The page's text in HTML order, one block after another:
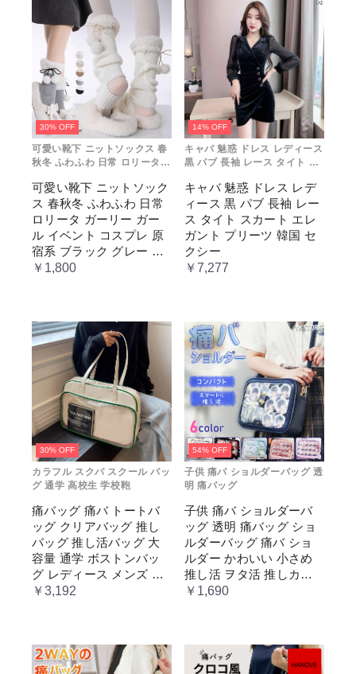
30% OFF
可愛い靴下 ニットソックス 春
秋冬 ふわふわ 日常 ロリータ
プレ 原宿系 ブラック グレー
ベージュ cm067t2t2x1 ホワ
イト
可愛い靴下 ニットソック
ス 春秋冬 ふわふわ 日常
ロリータ ガーリー ガー
ル イベント コスプレ 原
宿系 ブラック グレー ベ
ージュ cm067t2t2x1 ホワ
￥1,800
14% OFF
キャバ 魅惑 ドレス レディース
黒 パブ 長袖 レース タイト ス
国 セクシー
キャバ 魅惑 ドレス レデ
ィース 黒 パブ 長袖 レー
ス タイト スカート エレ
ガント プリーツ 韓国 セ
クシー
￥7,277
30% OFF
カラフル スクバ スクール バッ
グ 通学 高校生 学校鞄
痛バッグ 痛バ トートバ
ッグ クリアバッグ 推し
バッグ 推し活バッグ 大
容量 通学 ボストンバッ
グ レディース メンズ 男
女兼用 学生 スクール 透
￥3,192
54% OFF
子供 痛バ ショルダーバッグ 透
明 痛バッグ
子供 痛バ ショルダーバ
ッグ 透明 痛バッグ ショ
ルダーバッグ 痛バ ショ
ルダー かわいい 小さめ
推し活 ヲタ活 推しカラ
ー 推し色 肩掛け レディ
￥1,690